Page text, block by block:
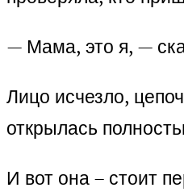
— Мама, это я, —
Лицо исчезло,
открылась
И вот она – стоит